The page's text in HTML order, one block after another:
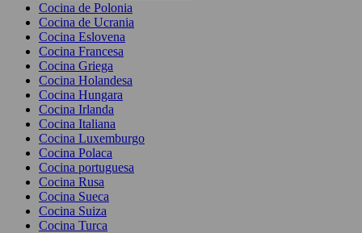
Cocina de Polonia
Cocina de Ucrania
Cocina Eslovena
Cocina Francesa
Cocina Griega
Cocina Holandesa
Cocina Hungara
Cocina Irlanda
Cocina Italiana
Cocina Luxemburgo
Cocina Polaca
Cocina portuguesa
Cocina Rusa
Cocina Sueca
Cocina Suiza
Cocina Turca